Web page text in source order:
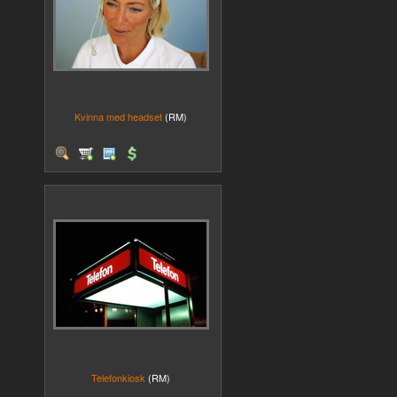
Kvinna med headset (RM)
Telefonkiosk (RM)